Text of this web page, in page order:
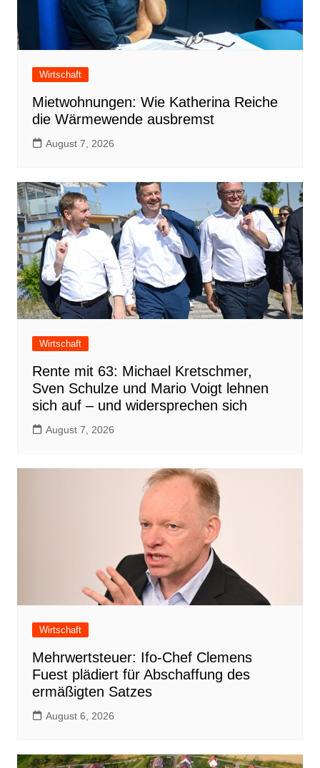
Wirtschaft
Mietwohnungen: Wie Katherina Reiche
die Wärmewende ausbremst
August 7, 2026
Wirtschaft
Rente mit 63: Michael Kretschmer,
Sven Schulze und Mario Voigt lehnen
sich auf – und widersprechen sich
August 7, 2026
Wirtschaft
Mehrwertsteuer: Ifo-Chef Clemens
Fuest plädiert für Abschaffung des
ermäßigten Satzes
August 6, 2026